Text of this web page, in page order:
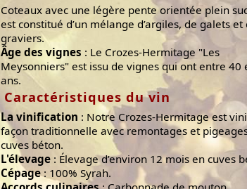
Coteaux avec une légère pente orientée plein
est constitué d’un mélange d’argiles, de galets et
graviers.
Âge des vignes : Le Crozes-Hermitage "Les
Meysonniers" est issu de vignes qui ont entre 40
ans.
Caractéristiques du vin
La vinification : Notre Crozes-Hermitage est
façon traditionnelle avec remontages et
cuves béton.
L'élevage : Élevage d’environ 12 mois en cuves
Cépage: 100% Syrah.